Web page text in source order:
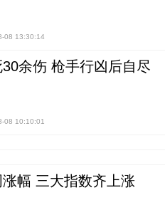
08 13:30:14
余伤 枪手行凶后自尽
08 10:10:01
幅 三大指数齐上涨